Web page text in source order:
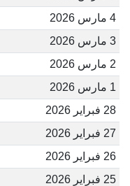
4 مارس 2026
3 مارس 2026
2 مارس 2026
1 مارس 2026
28 فبراير 2026
27 فبراير 2026
26 فبراير 2026
25 فبراير 2026